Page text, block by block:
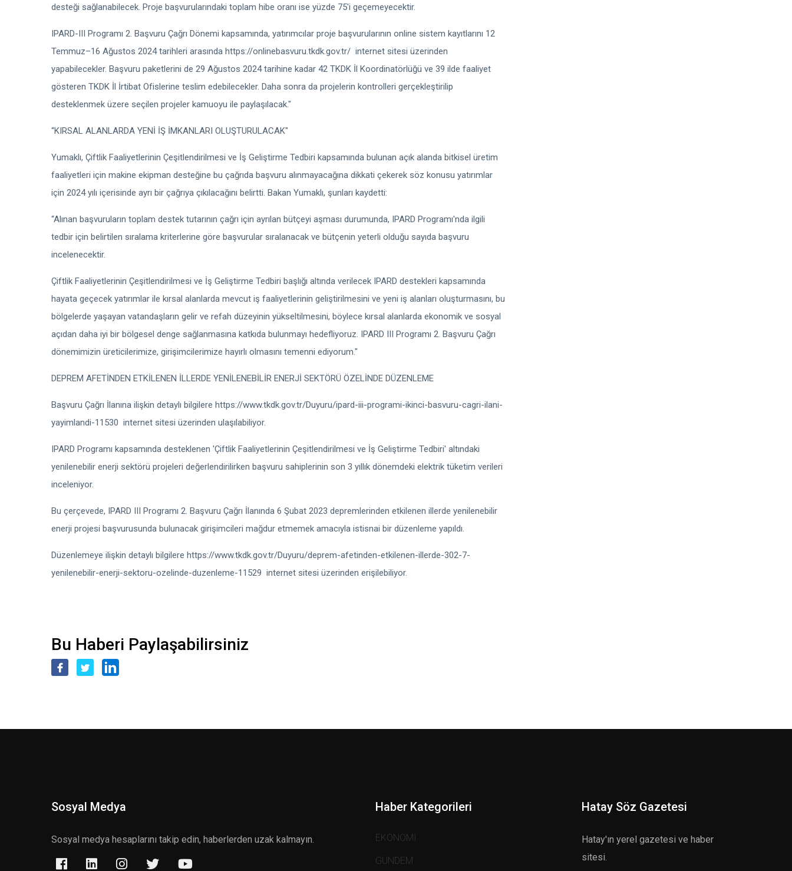
desteği sağlanabilecek. Proje başvurularındaki toplam hibe oranı ise yüzde 75'i geçemeyecektir.
IPARD-III Programı 2. Başvuru Çağrı Dönemi kapsamında, yatırımcılar proje başvurularının online sistem kayıtlarını 12
Temmuz–16 Ağustos 2024 tarihleri arasında https://onlinebasvuru.tkdk.gov.tr/ internet sitesi üzerinden
yapabilecekler. Başvuru paketlerini de 29 Ağustos 2024 tarihine kadar 42 TKDK İl Koordinatörlüğü ve 39 ilde faaliyet
gösteren TKDK İl İrtibat Ofislerine teslim edebilecekler. Daha sonra da projelerin kontrolleri gerçekleştirilip
desteklenmek üzere seçilen projeler kamuoyu ile paylaşılacak."
“KIRSAL ALANLARDA YENİ İŞ İMKANLARI OLUŞTURULACAK"
Yumaklı, Çiftlik Faaliyetlerinin Çeşitlendirilmesi ve İş Geliştirme Tedbiri kapsamında bulunan açık alanda bitkisel üretim
faaliyetleri için makine ekipman desteğine bu çağrıda başvuru alınmayacağına dikkati çekerek söz konusu yatırımlar
için 2024 yılı içerisinde ayrı bir çağrıya çıkılacağını belirtti. Bakan Yumaklı, şunları kaydetti:
“Alınan başvuruların toplam destek tutarının çağrı için ayrılan bütçeyi aşması durumunda, IPARD Programı'nda ilgili
tedbir için belirtilen sıralama kriterlerine göre başvurular sıralanacak ve bütçenin yeterli olduğu sayıda başvuru
incelenecektir.
Çiftlik Faaliyetlerinin Çeşitlendirilmesi ve İş Geliştirme Tedbiri başlığı altında verilecek IPARD destekleri kapsamında
hayata geçecek yatırımlar ile kırsal alanlarda mevcut iş faaliyetlerinin geliştirilmesini ve yeni iş alanları oluşturmasını, bu
bölgelerde yaşayan vatandaşların gelir ve refah düzeyinin yükseltilmesini, böylece kırsal alanlarda ekonomik ve sosyal
açıdan daha iyi bir bölgesel denge sağlanmasına katkıda bulunmayı hedefliyoruz. IPARD III Programı 2. Başvuru Çağrı
dönemimizin üreticilerimize, girişimcilerimize hayırlı olmasını temenni ediyorum."
DEPREM AFETİNDEN ETKİLENEN İLLERDE YENİLENEBİLİR ENERJİ SEKTÖRÜ ÖZELİNDE DÜZENLEME
Başvuru Çağrı İlanına ilişkin detaylı bilgilere https://www.tkdk.gov.tr/Duyuru/ipard-iii-programi-ikinci-basvuru-cagri-ilani-
yayimlandi-11530 internet sitesi üzerinden ulaşılabiliyor.
IPARD Programı kapsamında desteklenen 'Çiftlik Faaliyetlerinin Çeşitlendirilmesi ve İş Geliştirme Tedbiri' altındaki
yenilenebilir enerji sektörü projeleri değerlendirilirken başvuru sahiplerinin son 3 yıllık dönemdeki elektrik tüketim verileri
inceleniyor.
Bu çerçevede, IPARD III Programı 2. Başvuru Çağrı İlanında 6 Şubat 2023 depremlerinden etkilenen illerde yenilenebilir
enerji projesi başvurusunda bulunacak girişimcileri mağdur etmemek amacıyla istisnai bir düzenleme yapıldı.
Düzenlemeye ilişkin detaylı bilgilere https://www.tkdk.gov.tr/Duyuru/deprem-afetinden-etkilenen-illerde-302-7-
yenilenebilir-enerji-sektoru-ozelinde-duzenleme-11529 internet sitesi üzerinden erişilebiliyor.
Bu Haberi Paylaşabilirsiniz
Sosyal Medya
Sosyal medya hesaplarını takip edin, haberlerden uzak kalmayın.
Haber Kategorileri
EKONOMİ
GÜNDEM
Hatay Söz Gazetesi
Hatay'ın yerel gazetesi ve haber
sitesi.